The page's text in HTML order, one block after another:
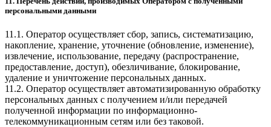
персональными данными
11.1. Оператор осуществляет сбор, запись, систематизацию,
накопление, хранение, уточнение (обновление, изменение),
извлечение, использование, передачу (распространение,
предоставление, доступ), обезличивание, блокирование,
удаление и уничтожение персональных данных.
11.2. Оператор осуществляет автоматизированную обработку
персональных данных с получением и/или передачей
полученной информации по информационно-
телекоммуникационным сетям или без таковой.